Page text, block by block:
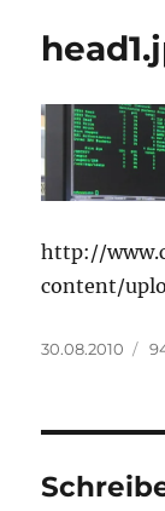
http://
content/
Veröffentlicht
30.08.2010